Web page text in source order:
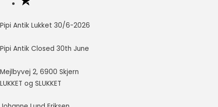
Pipi Antik Lukket 30/6-2026
Pipi Antik Closed 30th June
Mejlbyvej 2, 6900 Skjern
LUKKET og SLUKKET
Marketing
cookies
besøgende
på tværs af
Hensigten er